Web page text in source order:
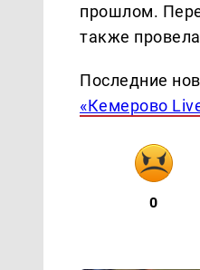
прошлом.
также
Последние
«Кемерово
0